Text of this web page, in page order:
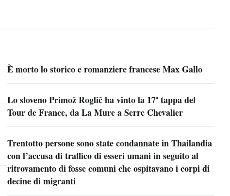
È morto lo storico e romanziere francese Max Gallo
Lo sloveno Primož Roglič ha vinto la 17ª tappa del
Tour de France, da La Mure a Serre Chevalier
Trentotto persone sono state condannate in Thailandia
con l’accusa di traffico di esseri umani in seguito al
ritrovamento di fosse comuni che ospitavano i corpi di
decine di migranti